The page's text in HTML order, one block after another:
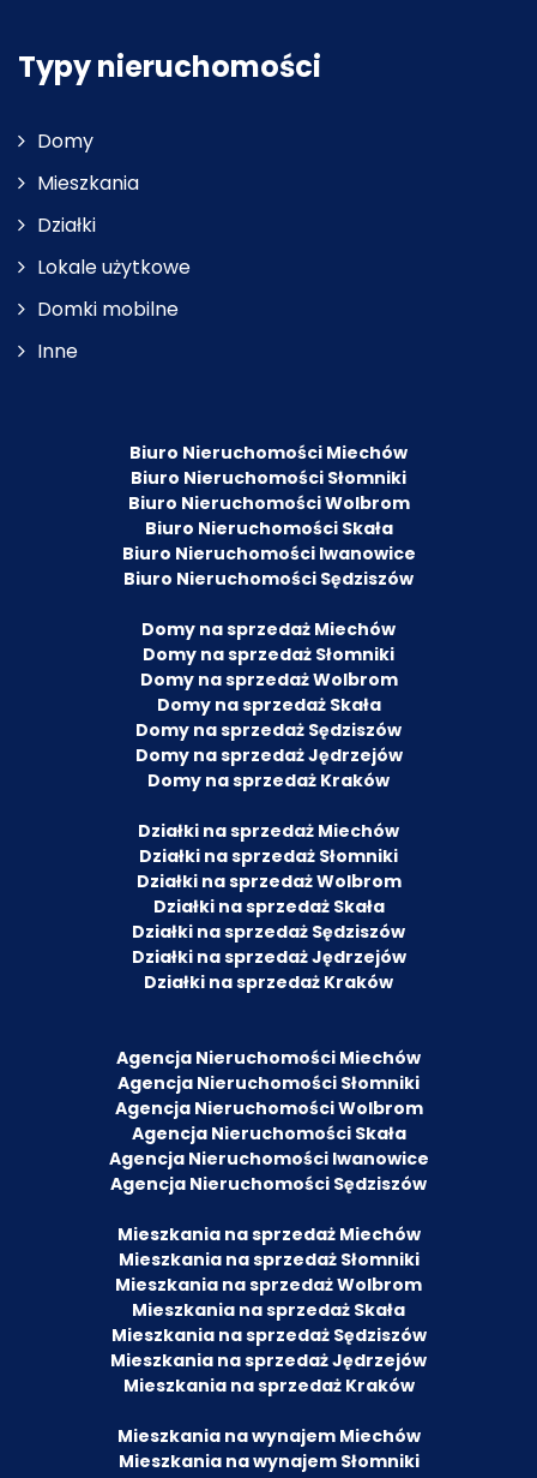
Typy nieruchomości
Domy
Mieszkania
Działki
Lokale użytkowe
Domki mobilne
Inne
Biuro Nieruchomości Miechów
Biuro Nieruchomości Słomniki
Biuro Nieruchomości Wolbrom
Biuro Nieruchomości Skała
Biuro Nieruchomości Iwanowice
Biuro Nieruchomości Sędziszów
Domy na sprzedaż Miechów
Domy na sprzedaż Słomniki
Domy na sprzedaż Wolbrom
Domy na sprzedaż Skała
Domy na sprzedaż Sędziszów
Domy na sprzedaż Jędrzejów
Domy na sprzedaż Kraków
Działki na sprzedaż Miechów
Działki na sprzedaż Słomniki
Działki na sprzedaż Wolbrom
Działki na sprzedaż Skała
Działki na sprzedaż Sędziszów
Działki na sprzedaż Jędrzejów
Działki na sprzedaż Kraków
Agencja Nieruchomości Miechów
Agencja Nieruchomości Słomniki
Agencja Nieruchomości Wolbrom
Agencja Nieruchomości Skała
Agencja Nieruchomości Iwanowice
Agencja Nieruchomości Sędziszów
Mieszkania na sprzedaż Miechów
Mieszkania na sprzedaż Słomniki
Mieszkania na sprzedaż Wolbrom
Mieszkania na sprzedaż Skała
Mieszkania na sprzedaż Sędziszów
Mieszkania na sprzedaż Jędrzejów
Mieszkania na sprzedaż Kraków
Mieszkania na wynajem Miechów
Mieszkania na wynajem Słomniki